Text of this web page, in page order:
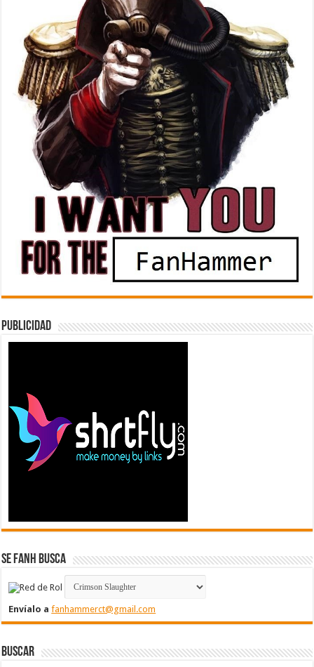
Publicidad
Se FanH Busca
Envíalo afanhammerct@gmail.com
Buscar